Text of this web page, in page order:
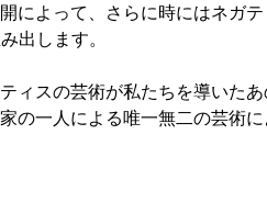
よって、さらに時にはネガ
出します。
スの芸術が私たちを導いた
一人による唯一無二の芸術に